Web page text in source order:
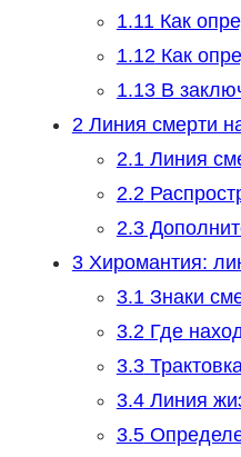
1.11Как
1.12Как
1.13В
2Линия смерти
2.1Линия
2.2
2.3
3Хиромантия:
3.1Знаки
3.2Где
3.3
3.4Линия
3.5